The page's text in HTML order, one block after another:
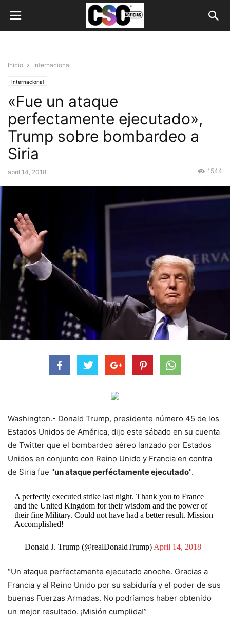
Inicio Internacional
Internacional
«Fue un ataque
perfectamente ejecutado»,
Trump sobre bombardeo a
Siria
abril 14, 2018 1544
Washington.- Donald Trump, presidente número 45 de los
Estados Unidos de América, dijo este sábado en su cuenta
de Twitter que el bombardeo aéreo lanzado por Estados
Unidos en conjunto con Reino Unido y Francia en contra
de Siria fue "un ataque perféctamente ejecutado".
A perfectly executed strike last night. Thank you to France
and the United Kingdom for their wisdom and the power of
their fine Military. Could not have had a better result. Mission
Accomplished!
— Donald J. Trump (@realDonaldTrump) April 14, 2018
“Un ataque perfectamente ejecutado anoche. Gracias a
Francia y al Reino Unido por su sabiduría y el poder de sus
buenas Fuerzas Armadas. No podríamos haber obtenido
un mejor resultado. ¡Misión cumplida!”